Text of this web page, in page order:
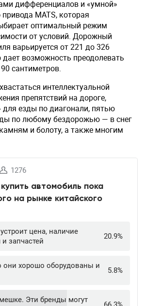
дифференциалов и «умной»
MATS, которая
оптимальный режим
от условий. Дорожный
варьируется от 221 до 326
возможность преодолевать
сантиметров.
интеллектуальной
препятствий на дороге,
езды по диагонали, пятью
по любому бездорожью — в снег
камням и болоту, а также многим